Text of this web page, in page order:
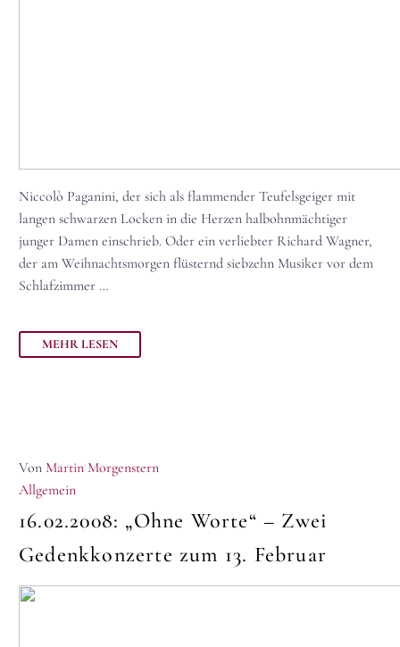
Niccolò Paganini, der sich als flammender Teufelsgeiger mit
langen schwarzen Locken in die Herzen halbohnmächtiger
junger Damen einschrieb. Oder ein verliebter Richard Wagner,
der am Weihnachtsmorgen flüsternd siebzehn Musiker vor dem
Schlafzimmer …
MEHR LESEN
Von Martin Morgenstern
Allgemein
16.02.2008: „Ohne Worte“ – Zwei
Gedenkkonzerte zum 13. Februar